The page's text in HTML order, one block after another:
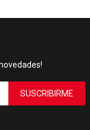
SUSCRIBIRME